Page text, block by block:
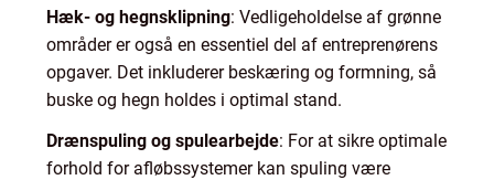
Hæk- og hegnsklipning: Vedligeholdelse af grønne
områder er også en essentiel del af entreprenørens
opgaver. Det inkluderer beskæring og formning, så
buske og hegn holdes i optimal stand.
Drænspuling og spulearbejde: For at sikre optimale
forhold for afløbssystemer kan spuling være